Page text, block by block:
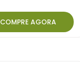
COMPRE AGORA